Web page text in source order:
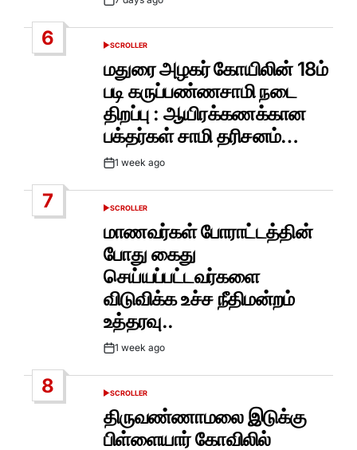
Post
6
POSTED
SCROLLER
மதுரை அழகர் கோயிலின் 18ம்
படி கருப்பண்ணசாமி நடை
திறப்பு : ஆயிரக்கணக்கான
பக்தர்கள் சாமி தரிசனம்…
Post1 week ago
7
POSTED
SCROLLER
மாணவர்கள் போராட்டத்தின்
போது கைது
செய்யப்பட்டவர்களை
விடுவிக்க உச்ச நீதிமன்றம்
உத்தரவு..
Post1 week ago
8
POSTED
SCROLLER
திருவண்ணாமலை இடுக்கு
பிள்ளையார் கோவிலில்